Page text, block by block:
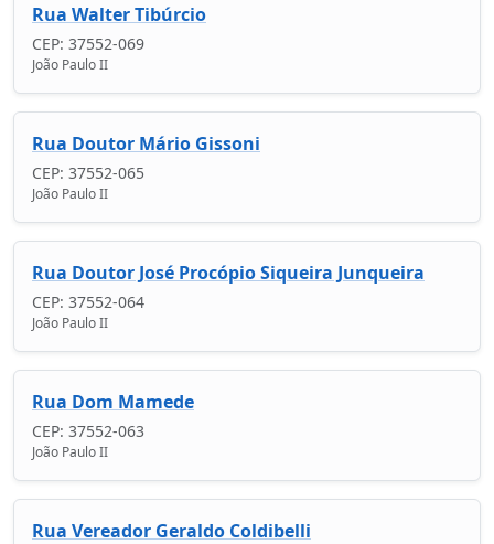
Rua Walter Tibúrcio
CEP: 37552-069
João Paulo II
Rua Doutor Mário Gissoni
CEP: 37552-065
João Paulo II
Rua Doutor José Procópio Siqueira Junqueira
CEP: 37552-064
João Paulo II
Rua Dom Mamede
CEP: 37552-063
João Paulo II
Rua Vereador Geraldo Coldibelli